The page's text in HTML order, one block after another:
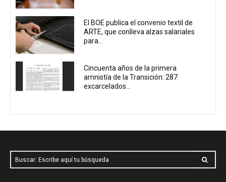
El BOE publica el convenio textil de
ARTE, que conlleva alzas salariales
para...
Cincuenta años de la primera
amnistía de la Transición: 287
excarcelados...
Buscar: Escribe aquí tu búsqueda